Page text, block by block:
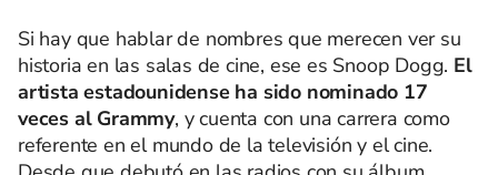
Si hay que hablar de nombres que merecen ver su
historia en las salas de cine, ese es Snoop Dogg. El
artista estadounidense ha sido nominado 17
veces al Grammy, y cuenta con una carrera como
referente en el mundo de la televisión y el cine.